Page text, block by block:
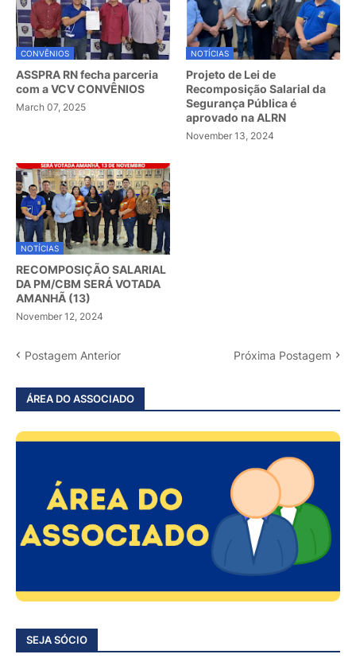
CONVÊNIOS
ASSPRA RN fecha parceria
com a VCV CONVÊNIOS
March 07, 2025
NOTÍCIAS
Projeto de Lei de
Recomposição Salarial da
Segurança Pública é
aprovado na ALRN
November 13, 2024
NOTÍCIAS
RECOMPOSIÇÃO SALARIAL
DA PM/CBM SERÁ VOTADA
AMANHÃ (13)
November 12, 2024
Postagem Anterior Próxima Postagem
ÁREA DO ASSOCIADO
SEJA SÓCIO